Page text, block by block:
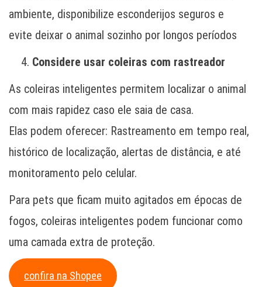
ambiente, disponibilize esconderijos seguros e
evite deixar o animal sozinho por longos períodos
Considere usar coleiras com rastreador
As coleiras inteligentes permitem localizar o animal
com mais rapidez caso ele saia de casa.
Elas podem oferecer: Rastreamento em tempo real,
histórico de localização, alertas de distância, e até
monitoramento pelo celular.
Para pets que ficam muito agitados em épocas de
fogos, coleiras inteligentes podem funcionar como
uma camada extra de proteção.
confira na Shopee